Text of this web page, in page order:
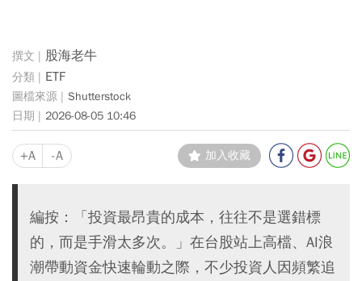
股海老牛
ETF
Shutterstock
2026-08-05 10:46
+A -A 加入收藏
編按：「投資最昂貴的成本，往往不是選錯標
的，而是手滑太多次。」在台股站上高檔、AI浪
潮帶動資金快速輪動之際，不少投資人因頻繁追